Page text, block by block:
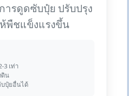
ารดูดซับปุ๋ย ปรับปรุง
พืชแข็งแรงขึ้น
3 เท่า
ดิน
ปุ๋ยอื่นได้